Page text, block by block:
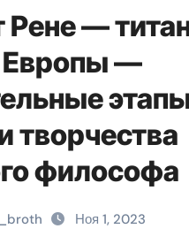
Рене —
—
творчества
философа
Ноя 1, 2023